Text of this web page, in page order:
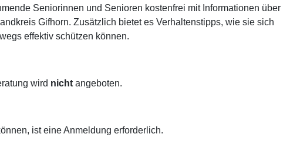
Seniorinnen und Senioren kostenfrei mit Informationen über
Gifhorn. Zusätzlich bietet es Verhaltenstipps, wie sie sich
effektiv schützen können.
wird nicht angeboten.
ist eine Anmeldung erforderlich.